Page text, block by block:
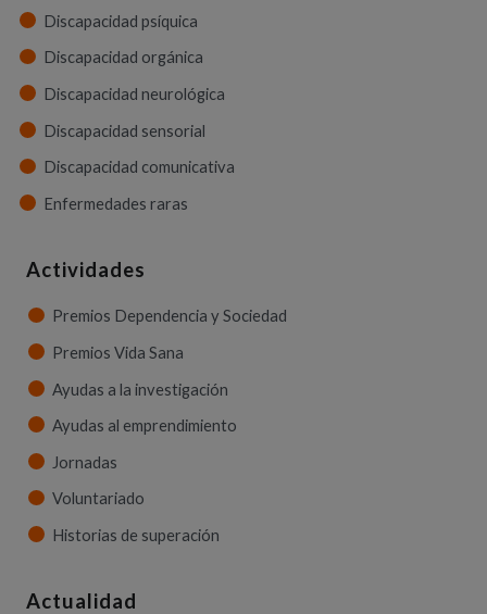
Discapacidad psíquica
Discapacidad orgánica
Discapacidad neurológica
Discapacidad sensorial
Discapacidad comunicativa
Enfermedades raras
Actividades
Premios Dependencia y Sociedad
Premios Vida Sana
Ayudas a la investigación
Ayudas al emprendimiento
Jornadas
Voluntariado
Historias de superación
Actualidad